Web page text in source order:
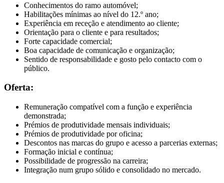
Conhecimentos do ramo automóvel;
Habilitações mínimas ao nível do 12.º ano;
Experiência em receção e atendimento ao cliente;
Orientação para o cliente e para resultados;
Forte capacidade comercial;
Boa capacidade de comunicação e organização;
Sentido de responsabilidade e gosto pelo contacto com o
público.
Oferta:
Remuneração compatível com a função e experiência
demonstrada;
Prémios de produtividade mensais individuais;
Prémios de produtividade por oficina;
Descontos nas marcas do grupo e acesso a parcerias externas;
Formação inicial e contínua;
Possibilidade de progressão na carreira;
Integração num grupo sólido e consolidado no mercado.